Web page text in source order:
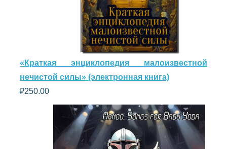
«Краткая энциклопедия малоизвестной
нечистой силы» (электронная книга)
₽250.00